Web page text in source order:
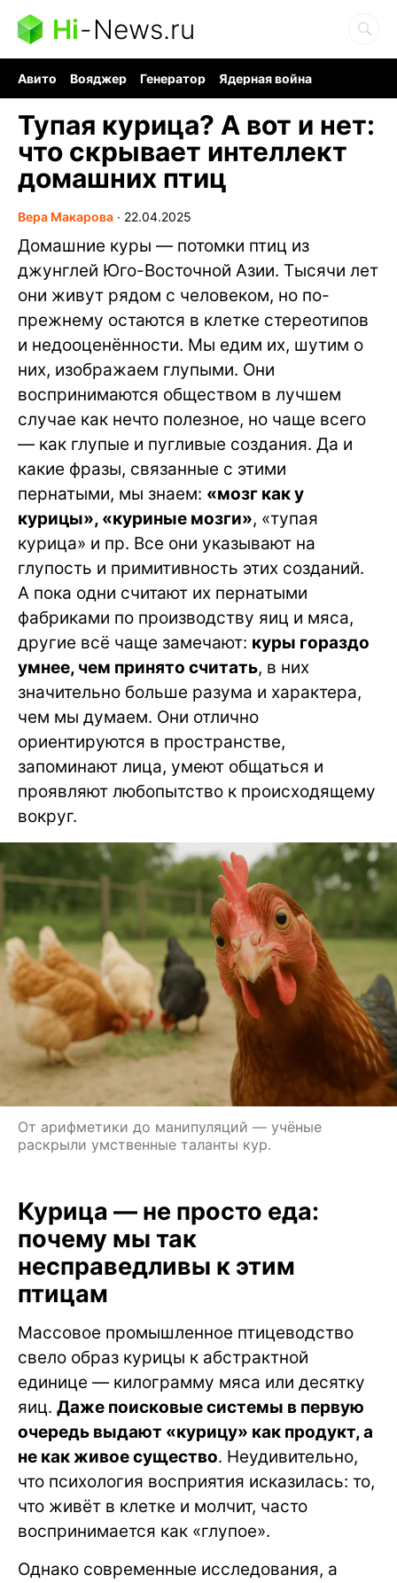
Hi-News.ru
Авито Вояджер Генератор
Ядерная война
Тупая курица? А вот и нет:
что скрывает интеллект
домашних птиц
Вера Макарова ∙ 22.04.2025
Домашние куры — потомки птиц из
джунглей Юго-Восточной Азии. Тысячи лет
они живут рядом с человеком, но по-
прежнему остаются в клетке стереотипов
и недооценённости. Мы едим их, шутим о
них, изображаем глупыми. Они
воспринимаются обществом в лучшем
случае как нечто полезное, но чаще всего
— как глупые и пугливые создания. Да и
какие фразы, связанные с этими
пернатыми, мы знаем: «мозг как у
курицы», «куриные мозги», «тупая
курица» и пр. Все они указывают на
глупость и примитивность этих созданий.
А пока одни считают их пернатыми
фабриками по производству яиц и мяса,
другие всё чаще замечают: куры гораздо
умнее, чем принято считать, в них
значительно больше разума и характера,
чем мы думаем. Они отлично
ориентируются в пространстве,
запоминают лица, умеют общаться и
проявляют любопытство к происходящему
вокруг.
От арифметики до манипуляций — учёные
раскрыли умственные таланты кур.
Курица — не просто еда:
почему мы так
несправедливы к этим
птицам
Массовое промышленное птицеводство
свело образ курицы к абстрактной
единице — килограмму мяса или десятку
яиц. Даже поисковые системы в первую
очередь выдают «курицу» как продукт, а
не как живое существо. Неудивительно,
что психология восприятия исказилась: то,
что живёт в клетке и молчит, часто
воспринимается как «глупое».
Однако современные исследования, а